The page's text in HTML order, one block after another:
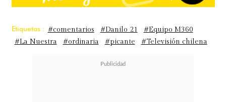
Etiquetas : #comentarios #Danilo 21
#Equipo M360
#La Nuestra
#ordinaria #picante #Televisión chilena